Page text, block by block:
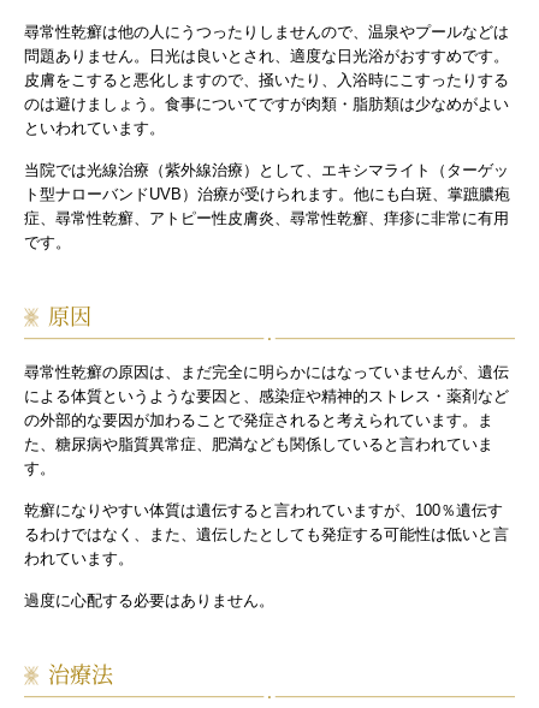
尋常性乾癬は他の人にうつったりしませんので、温泉やプールなどは
問題ありません。日光は良いとされ、適度な日光浴がおすすめです。
皮膚をこすると悪化しますので、掻いたり、入浴時にこすったりする
のは避けましょう。食事についてですが肉類・脂肪類は少なめがよい
といわれています。
当院では光線治療（紫外線治療）として、エキシマライト（ターゲッ
ト型ナローバンドUVB）治療が受けられます。他にも白斑、掌蹠膿疱
症、尋常性乾癬、アトピー性皮膚炎、尋常性乾癬、痒疹に非常に有用
です。
原因
尋常性乾癬の原因は、まだ完全に明らかにはなっていませんが、遺伝
による体質というような要因と、感染症や精神的ストレス・薬剤など
の外部的な要因が加わることで発症されると考えられています。ま
た、糖尿病や脂質異常症、肥満なども関係していると言われていま
す。
乾癬になりやすい体質は遺伝すると言われていますが、100％遺伝す
るわけではなく、また、遺伝したとしても発症する可能性は低いと言
われています。
過度に心配する必要はありません。
治療法